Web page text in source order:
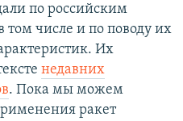
по российским
том числе и по поводу их
Их
недавних
. Пока мы можем
ракет